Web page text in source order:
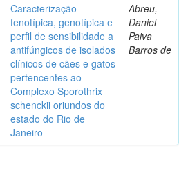
Caracterização
fenotípica, genotípica e
perfil de sensibilidade a
antifúngicos de isolados
clínicos de cães e gatos
pertencentes ao
Complexo Sporothrix
schenckii oriundos do
estado do Rio de
Janeiro
Abreu,
Daniel
Paiva
Barros de